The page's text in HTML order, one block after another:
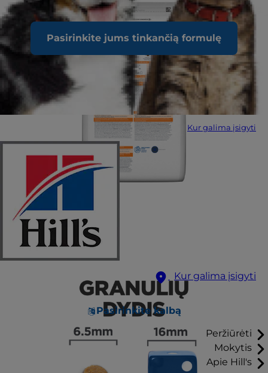
Pasirinkite jums tinkančią formulę
Kur galima įsigyti
Kur galima įsigyti
Pasirinkite kalbą
Peržiūrėti
Mokytis
Apie Hill's